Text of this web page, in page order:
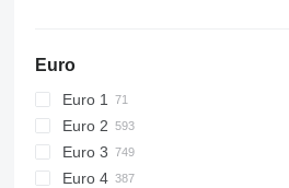
Euro
Euro 1
Euro 2
Euro 3
Euro 4